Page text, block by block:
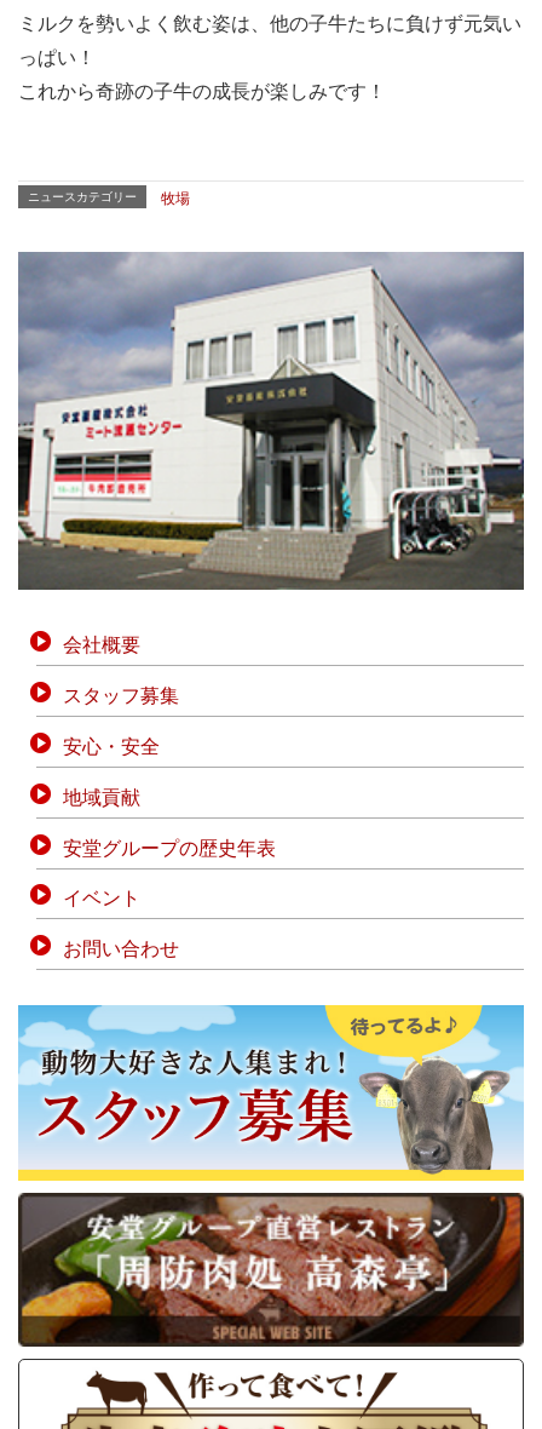
ミルクを勢いよく飲む姿は、他の子牛たちに負けず元気い
っぱい！
これから奇跡の子牛の成長が楽しみです！
ニュースカテゴリー 牧場
会社概要
スタッフ募集
安心・安全
地域貢献
安堂グループの歴史年表
イベント
お問い合わせ